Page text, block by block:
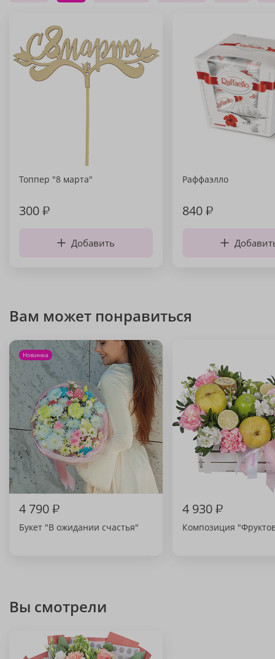
Топпер "8 марта"
300₽
Добавить
Раффаэлло
840₽
Вам может понравиться
Новинка
4 790₽
Букет "В ожидании счастья"
4 930₽
Композиция
Вы смотрели